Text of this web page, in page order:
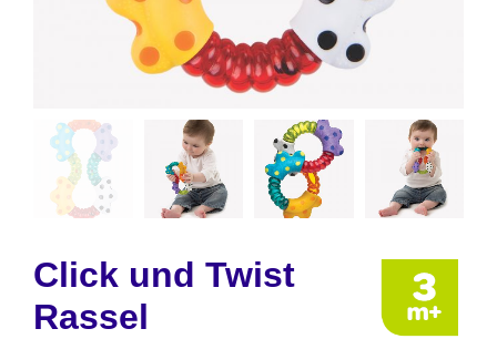
Click und Twist
Rassel